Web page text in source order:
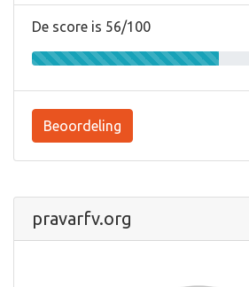
De score is 56/100
Beoordeling
pravarfv.org